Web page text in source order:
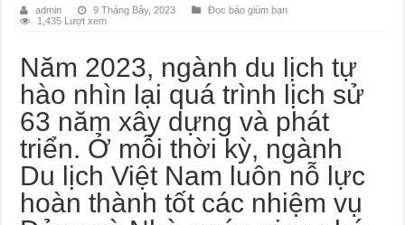
admin 9 Tháng Bảy, 2023
Đọc báo giùm bạn
1,435 Lượt xem
Năm 2023, ngành du lịch tự
hào nhìn lại quá trình lịch sử
63 năm xây dựng và phát
triển. Ở mỗi thời kỳ, ngành
Du lịch Việt Nam luôn nỗ lực
hoàn thành tốt các nhiệm vụ